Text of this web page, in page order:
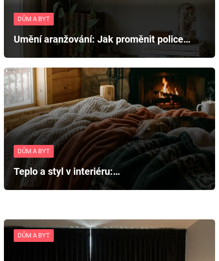
DŮM A BYT
Umění aranžování: Jak proměnit police…
DŮM A BYT
Teplo a styl v interiéru:…
DŮM A BYT